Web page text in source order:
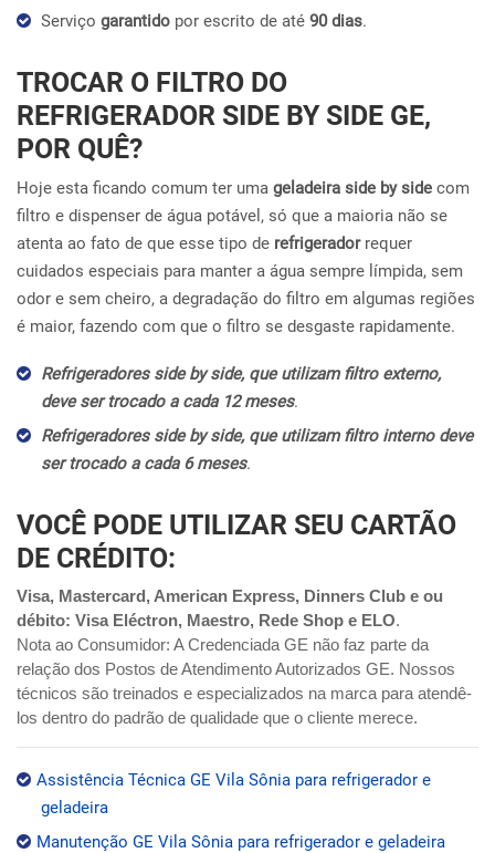
Serviço garantido por escrito de até 90 dias.
TROCAR O FILTRO DO
REFRIGERADOR SIDE BY SIDE GE,
POR QUÊ?
Hoje esta ficando comum ter uma geladeira side by side com
filtro e dispenser de água potável, só que a maioria não se
atenta ao fato de que esse tipo de refrigeradorrequer
cuidados especiais para manter a água sempre límpida, sem
odor e sem cheiro, a degradação do filtro em algumas regiões
é maior, fazendo com que o filtro se desgaste rapidamente.
Refrigeradores side by side, que utilizam filtro externo,
deve ser trocado a cada 12 meses.
Refrigeradores side by side, que utilizam filtro interno deve
ser trocado a cada 6 meses.
VOCÊ PODE UTILIZAR SEU CARTÃO
DE CRÉDITO:
Visa, Mastercard, American Express, Dinners Club e ou
débito: Visa Eléctron, Maestro, Rede Shop e ELO.
Nota ao Consumidor: A Credenciada GE não faz parte da
relação dos Postos de Atendimento Autorizados GE. Nossos
técnicos são treinados e especializados na marca para atendê-
los dentro do padrão de qualidade que o cliente merece.
Assistência Técnica GE Vila Sônia para refrigerador e
geladeira
Manutenção GE Vila Sônia para refrigerador e geladeira